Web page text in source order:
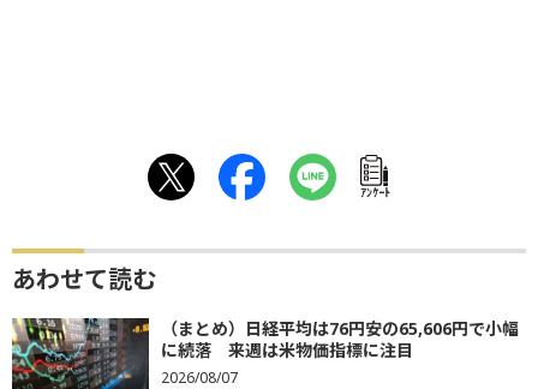
ｱﾝｹｰﾄ
あわせて読む
（まとめ）日経平均は76円安の65,606円で小幅
に続落 来週は米物価指標に注目
2026/08/07